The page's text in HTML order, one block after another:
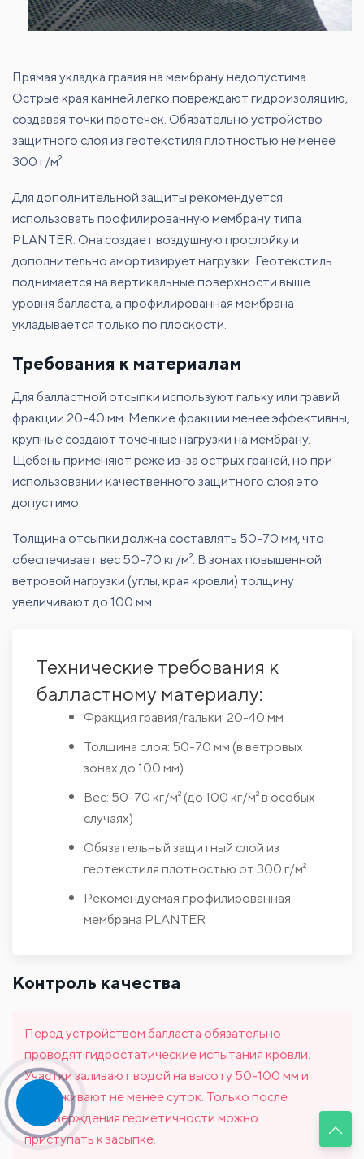
Прямая укладка гравия на мембрану недопустима.
Острые края камней легко повреждают гидроизоляцию,
создавая точки протечек. Обязательно устройство
защитного слоя из геотекстиля плотностью не менее
300 г/м².
Для дополнительной защиты рекомендуется
использовать профилированную мембрану типа
PLANTER. Она создает воздушную прослойку и
дополнительно амортизирует нагрузки. Геотекстиль
поднимается на вертикальные поверхности выше
уровня балласта, а профилированная мембрана
укладывается только по плоскости.
Требования к материалам
Для балластной отсыпки используют гальку или гравий
фракции 20-40 мм. Мелкие фракции менее эффективны,
крупные создают точечные нагрузки на мембрану.
Щебень применяют реже из-за острых граней, но при
использовании качественного защитного слоя это
допустимо.
Толщина отсыпки должна составлять 50-70 мм, что
обеспечивает вес 50-70 кг/м². В зонах повышенной
ветровой нагрузки (углы, края кровли) толщину
увеличивают до 100 мм.
Технические требования к
балластному материалу:
Фракция гравия/гальки: 20-40 мм
Толщина слоя: 50-70 мм (в ветровых
зонах до 100 мм)
Вес: 50-70 кг/м² (до 100 кг/м² в особых
случаях)
Обязательный защитный слой из
геотекстиля плотностью от 300 г/м²
Рекомендуемая профилированная
мембрана PLANTER
Контроль качества
Перед устройством балласта обязательно
проводят гидростатические испытания кровли.
Участки заливают водой на высоту 50-100 мм и
выдерживают не менее суток. Только после
подтверждения герметичности можно
приступать к засыпке.